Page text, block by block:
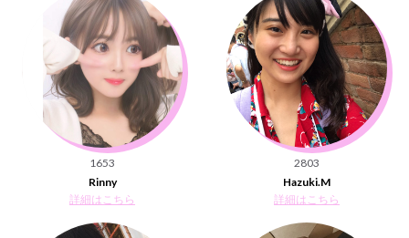
1653
Rinny
詳細はこちら
2803
Hazuki.M
詳細はこちら